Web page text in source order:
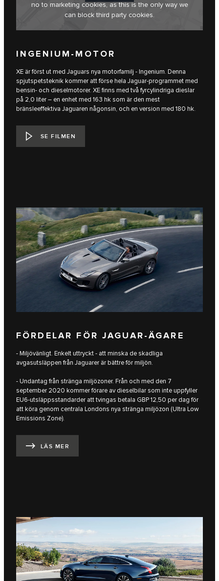
INGENIUM-MOTOR
XE är först ut med Jaguars nya motorfamilj - Ingenium. Denna
spjutspetsteknik kommer att förse hela Jaguar-programmet med
bensin- och dieselmotorer. XE finns med två fyrcylindriga dieslar
på 2,0 liter – en enhet med 163 hk som är den mest
bränsleeffektiva Jaguaren någonsin, och en version med 180 hk.
SE FILMEN
no to marketing cookies, as this is the only way we
can block third party cookies.
FÖRDELAR FÖR JAGUAR-ÄGARE
- Miljövänligt. Enkelt uttryckt - att minska de skadliga
avgasutsläppen från Jaguarer är bättre för miljön.
- Undantag från stränga miljözoner. Från och med den 7
september 2020 kommer förare av dieselbilar som inte uppfyller
EU6-utsläppsstandarder att tvingas betala GBP 12,50 per dag för
att köra genom centrala Londons nya stränga miljözon (Ultra Low
Emissions Zone).
LÄS MER